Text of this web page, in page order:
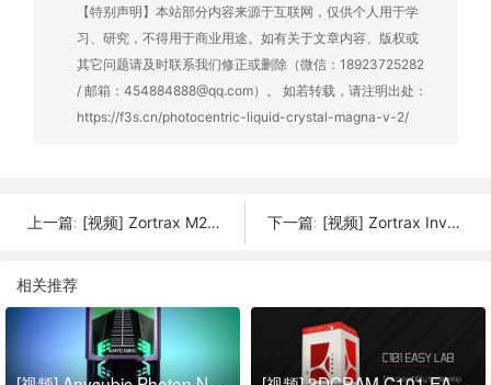
【特别声明】本站部分内容来源于互联网，仅供个人用于学
习、研究，不得用于商业用途。如有关于文章内容、版权或
其它问题请及时联系我们修正或删除（微信：18923725282
/ 邮箱：454884888@qq.com）。 如若转载，请注明出处：
https://f3s.cn/photocentric-liquid-crystal-magna-v-2/
上一篇: [视频] Zortrax M200 Plus FDM 3D打印机 专为长期可靠、连续运行而设计 下一篇: [视频] Zortrax Inventure FDM 3D打印机 适合您发明的紧凑型工具
相关推荐